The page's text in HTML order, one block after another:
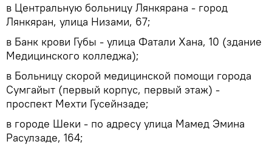
в Центральную больницу Лянкярана - город
Лянкяран, улица Низами, 67;
в Банк крови Губы - улица Фатали Хана, 10 (здание
Медицинского колледжа);
в Больницу скорой медицинской помощи города
Сумгайыт (первый корпус, первый этаж) -
проспект Мехти Гусейнзаде;
в городе Шеки - по адресу улица Мамед Эмина
Расулзаде, 164;